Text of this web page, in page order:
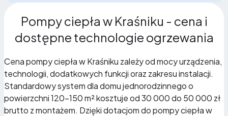
Pompy ciepła w Kraśniku - cena i
dostępne technologie ogrzewania
Cena pompy ciepła w Kraśniku zależy od mocy urządzenia,
technologii, dodatkowych funkcji oraz zakresu instalacji.
Standardowy system dla domu jednorodzinnego o
powierzchni 120-150 m² kosztuje od 30 000 do 50 000 zł
brutto z montażem. Dzięki dotacjom do pompy ciepła w